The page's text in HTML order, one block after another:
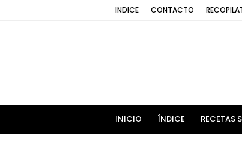
INDICE CONTACTO
INICIO ÍNDICE RECETAS